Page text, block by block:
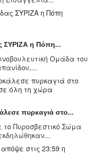
ΣΥΡΙΖΑ η Πόπη...
Ομάδα του
πυρκαγιά στο...
Πυροσβεστικό Σώμα